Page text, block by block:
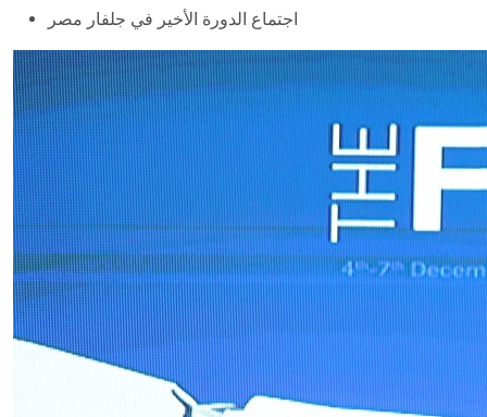
اجتماع الدورة الأخير في جلفار مصر